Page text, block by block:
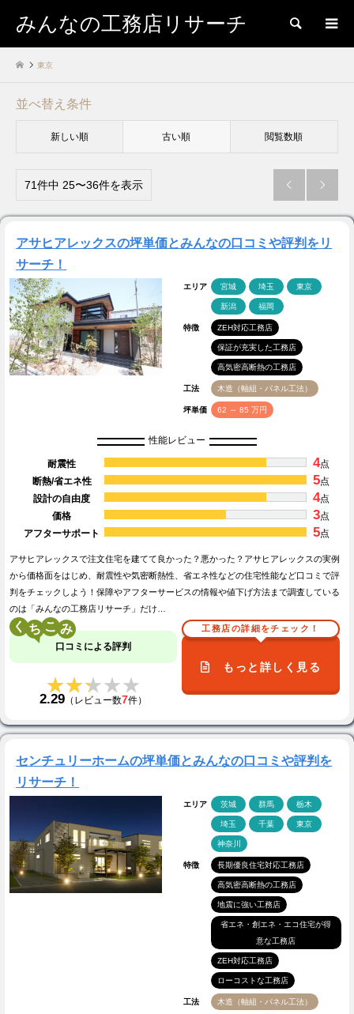
みんなの工務店リサーチ 検索
東京
並べ替え条件
新しい順 古い順 閲覧数順
71件中 25〜36件を表示  
アサヒアレックスの坪単価とみんなの口コミや評判をリ
サーチ！
エリア 宮城 埼玉 東京
新潟 福岡
特徴 ZEH対応工務店
保証が充実した工務店
高気密高断熱の工務店
工法 木造（軸組・パネル工法）
坪単価 62 ～ 85 万円
性能レビュー
耐震性 4点
断熱/省エネ性
5点
設計の自由度
4点
価格
3点
アフターサポート
5点
アサヒアレックスで注文住宅を建てて良かった？悪かった？アサヒアレックスの実例
から価格面をはじめ、耐震性や気密断熱性、省エネ性などの住宅性能など口コミで評
判をチェックしよう！保障やアフターサービスの情報や値下げ方法まで調査している
のは「みんなの工務店リサーチ」だけ…
く こ
口コミによる評判
★★★★★
★★★★★
2.29 （レビュー数7件）
工務店の詳細をチェック！
もっと詳しく見る
センチュリーホームの坪単価とみんなの口コミや評判を
リサーチ！
エリア 茨城 群馬 栃木
埼玉 千葉 東京
神奈川
特徴 長期優良住宅対応工務店
高気密高断熱の工務店
地震に強い工務店
省エネ・創エネ・エコ住宅が得
意な工務店
ZEH対応工務店
ローコストな工務店
工法 木造（軸組・パネル工法）